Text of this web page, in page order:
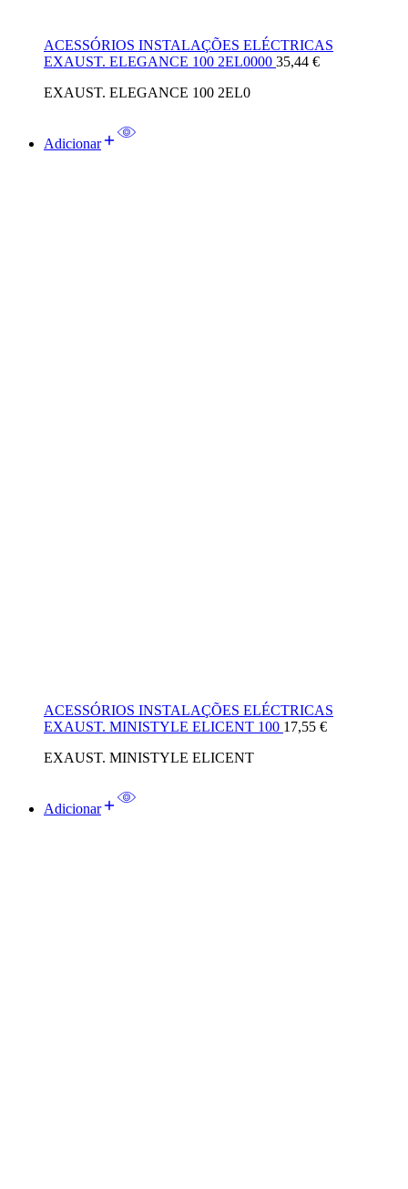
ACESSÓRIOS INSTALAÇÕES ELÉCTRICAS
EXAUST. ELEGANCE 100 2EL0000 35,44 €
EXAUST. ELEGANCE 100 2EL0
Adicionar
ACESSÓRIOS INSTALAÇÕES ELÉCTRICAS
EXAUST. MINISTYLE ELICENT 100 17,55 €
EXAUST. MINISTYLE ELICENT
Adicionar